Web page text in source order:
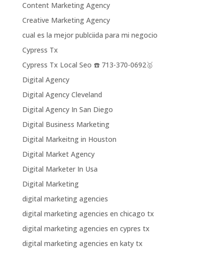
Content Marketing Agency
Creative Marketing Agency
cual es la mejor publciida para mi negocio
Cypress Tx
Cypress Tx Local Seo ☎️ 713-370-0692🥇
Digital Agency
Digital Agency Cleveland
Digital Agency In San Diego
Digital Business Marketing
Digital Markeitng in Houston
Digital Market Agency
Digital Marketer In Usa
Digital Marketing
digital marketing agencies
digital marketing agencies en chicago tx
digital marketing agencies en cypres tx
digital marketing agencies en katy tx